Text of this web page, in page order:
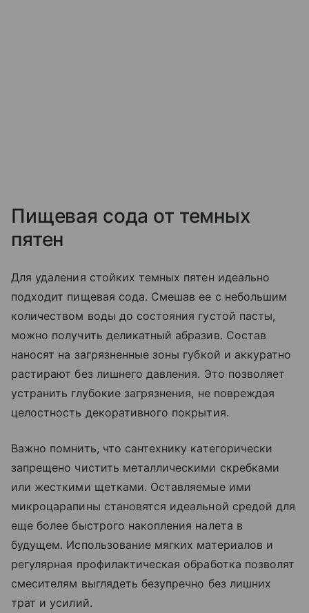
Пищевая сода от темных
пятен
Для удаления стойких темных пятен идеально
подходит пищевая сода. Смешав ее с небольшим
количеством воды до состояния густой пасты,
можно получить деликатный абразив. Состав
наносят на загрязненные зоны губкой и аккуратно
растирают без лишнего давления. Это позволяет
устранить глубокие загрязнения, не повреждая
целостность декоративного покрытия.
Важно помнить, что сантехнику категорически
запрещено чистить металлическими скребками
или жесткими щетками. Оставляемые ими
микроцарапины становятся идеальной средой для
еще более быстрого накопления налета в
будущем. Использование мягких материалов и
регулярная профилактическая обработка позволят
смесителям выглядеть безупречно без лишних
трат и усилий.